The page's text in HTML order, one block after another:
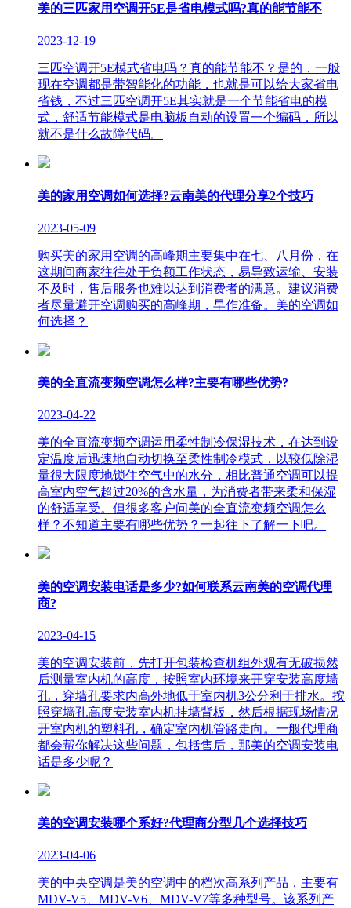
美的三匹家用空调开5E是省电模式吗?真的能节能不
2023-12-19
三匹空调开5E模式省电吗？真的能节能不？是的，一般
现在空调都是带智能化的功能，也就是可以给大家省电
省钱，不过三匹空调开5E其实就是一个节能省电的模
式，舒适节能模式是电脑板自动的设置一个编码，所以
就不是什么故障代码。
美的家用空调如何选择?云南美的代理分享2个技巧
2023-05-09
购买美的家用空调的高峰期主要集中在七、八月份，在
这期间商家往往处于负额工作状态，易导致运输、安装
不及时，售后服务也难以达到消费者的满意。建议消费
者尽量避开空调购买的高峰期，早作准备。美的空调如
何选择？
美的全直流变频空调怎么样?主要有哪些优势?
2023-04-22
美的全直流变频空调运用柔性制冷保湿技术，在达到设
定温度后迅速地自动切换至柔性制冷模式，以较低除湿
量很大限度地锁住空气中的水分，相比普通空调可以提
高室内空气超过20%的含水量，为消费者带来柔和保湿
的舒适享受。但很多客户问美的全直流变频空调怎么
样？不知道主要有哪些优势？一起往下了解一下吧。
美的空调安装电话是多少?如何联系云南美的空调代理
商?
2023-04-15
美的空调安装前，先打开包装检查机组外观有无破损然
后测量室内机的高度，按照室内环境来开穿安装高度墙
孔，穿墙孔要求内高外地低于室内机3公分利于排水。按
照穿墙孔高度安装室内机挂墙背板，然后根据现场情况
开室内机的塑料孔，确定室内机管路走向。一般代理商
都会帮你解决这些问题，包括售后，那美的空调安装电
话是多少呢？
美的空调安装哪个系好?代理商分型几个选择技巧
2023-04-06
美的中央空调是美的空调中的档次高系列产品，主要有
MDV-V5、MDV-V6、MDV-V7等多种型号。该系列产